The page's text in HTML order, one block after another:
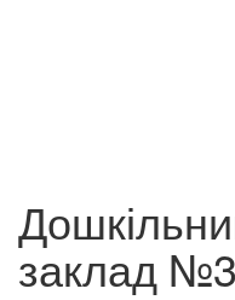
заклад